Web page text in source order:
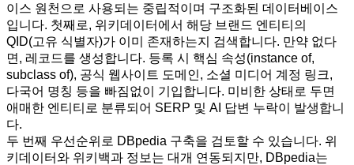
이스 원천으로 사용되는 중립적이며 구조화된 데이터베이스
입니다. 첫째로, 위키데이터에서 해당 브랜드 엔티티의
QID(고유 식별자)가 이미 존재하는지 검색합니다. 만약 없다
면, 레코드를 생성합니다. 등록 시 핵심 속성(instance of,
subclass of), 공식 웹사이트 도메인, 소셜 미디어 계정 링크,
다국어 명칭 등을 빠짐없이 기입합니다. 미비한 상태로 두면
애매한 엔티티로 분류되어 SERP 및 AI 답변 누락이 발생합니
다.
두 번째 우선순위로 DBpedia 구축을 검토할 수 있습니다. 위
키데이터와 위키백과 정보는 대개 연동되지만, DBpedia는